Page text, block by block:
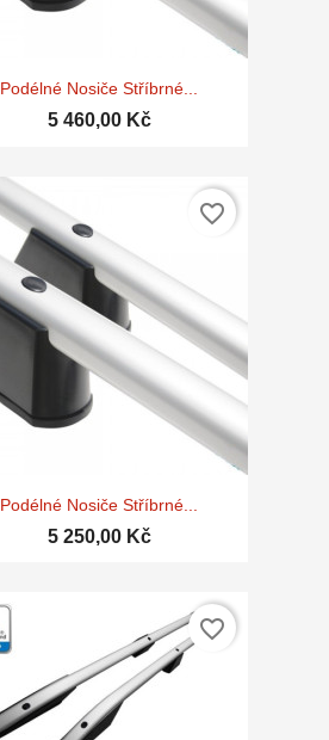
Rychlý náhled
Podélné Nosiče Stříbrné...
5 460,00 Kč
Rychlý náhled
Podélné Nosiče Stříbrné...
5 250,00 Kč
favorite_border
favorite_border